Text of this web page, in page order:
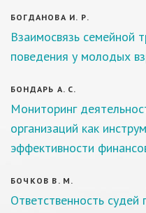
БОГДАНОВА И. Р.
Взаимосвязь семейной
поведения у молодых
БОНДАРЬ А. С.
Мониторинг
организаций как
эффективности
БОЧКОВ В. М.
Ответственность